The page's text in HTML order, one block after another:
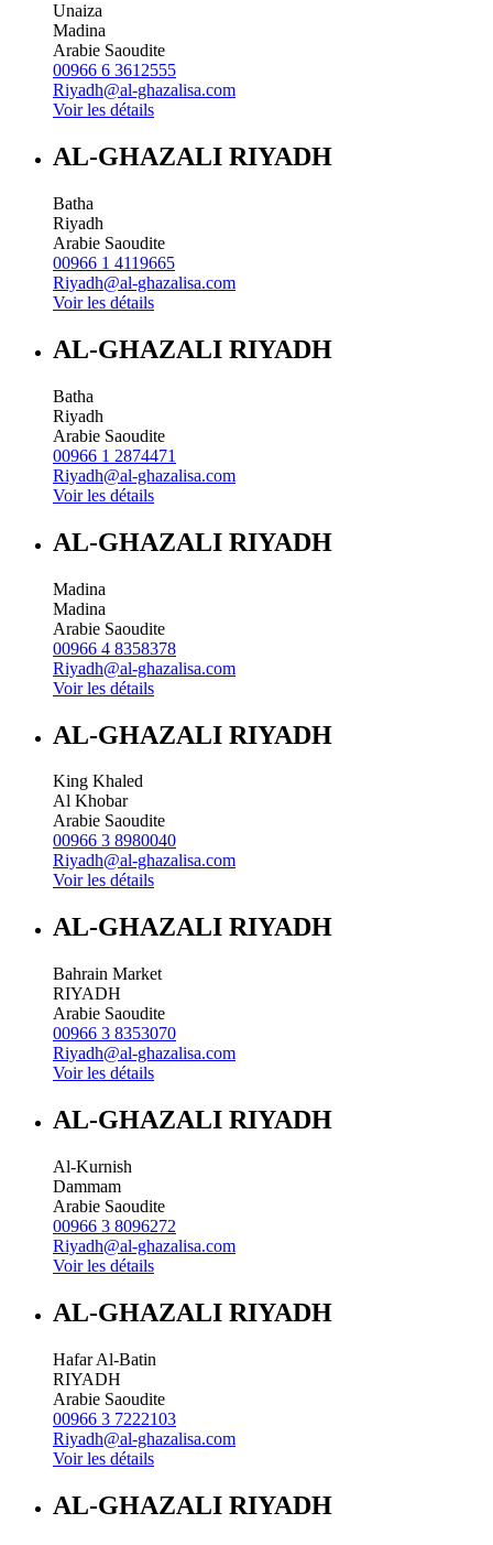
Unaiza
Madina
Arabie Saoudite
00966 6 3612555
Riyadh@al-ghazalisa.com
Voir les détails
AL-GHAZALI RIYADH
Batha
Riyadh
Arabie Saoudite
00966 1 4119665
Riyadh@al-ghazalisa.com
Voir les détails
AL-GHAZALI RIYADH
Batha
Riyadh
Arabie Saoudite
00966 1 2874471
Riyadh@al-ghazalisa.com
Voir les détails
AL-GHAZALI RIYADH
Madina
Madina
Arabie Saoudite
00966 4 8358378
Riyadh@al-ghazalisa.com
Voir les détails
AL-GHAZALI RIYADH
King Khaled
Al Khobar
Arabie Saoudite
00966 3 8980040
Riyadh@al-ghazalisa.com
Voir les détails
AL-GHAZALI RIYADH
Bahrain Market
RIYADH
Arabie Saoudite
00966 3 8353070
Riyadh@al-ghazalisa.com
Voir les détails
AL-GHAZALI RIYADH
Al-Kurnish
Dammam
Arabie Saoudite
00966 3 8096272
Riyadh@al-ghazalisa.com
Voir les détails
AL-GHAZALI RIYADH
Hafar Al-Batin
RIYADH
Arabie Saoudite
00966 3 7222103
Riyadh@al-ghazalisa.com
Voir les détails
AL-GHAZALI RIYADH